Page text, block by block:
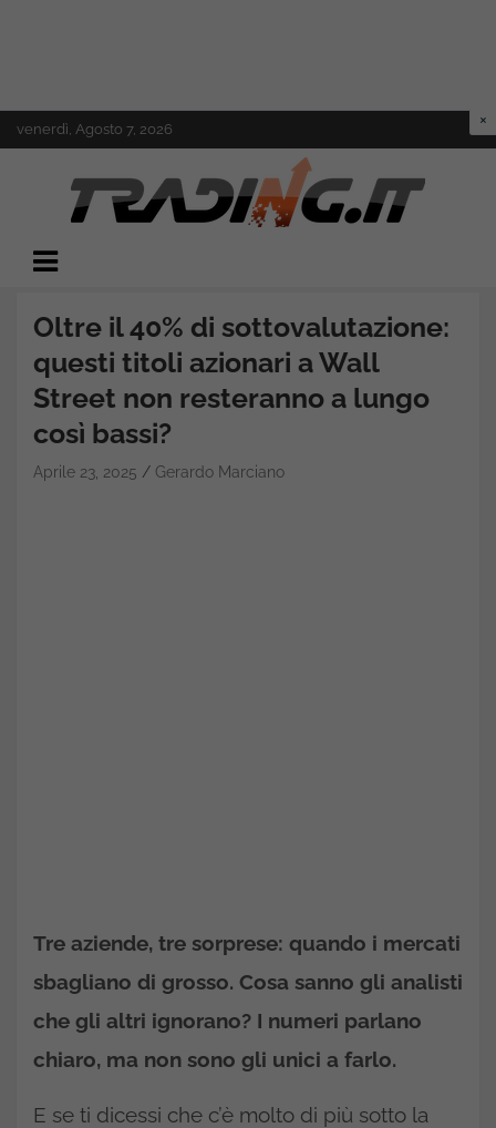
to
venerdì, Agosto 7, 2026
Trading.it
Oltre il 40% di sottovalutazione:
questi titoli azionari a Wall
Street non resteranno a lungo
così bassi?
Aprile 23, 2025 Gerardo Marciano
Tre aziende, tre sorprese: quando i mercati
sbagliano di grosso. Cosa sanno gli analisti
che gli altri ignorano? I numeri parlano
chiaro, ma non sono gli unici a farlo.
E se ti dicessi che c’è molto di più sotto la